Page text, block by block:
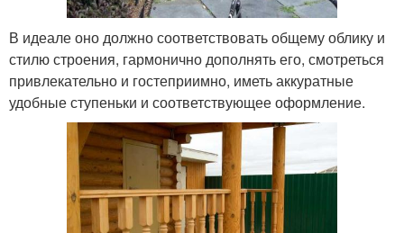
В идеале оно должно соответствовать общему облику и
стилю строения, гармонично дополнять его, смотреться
привлекательно и гостеприимно, иметь аккуратные
удобные ступеньки и соответствующее оформление.